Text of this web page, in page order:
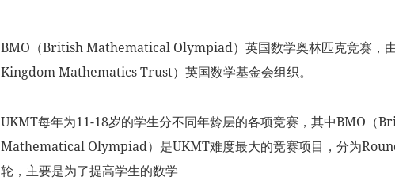
BMO（British Mathematical Olympiad）英国数学奥林匹克竞赛，
Kingdom Mathematics Trust）英国数学基金会组织。
UKMT每年为11-18岁的学生分不同年龄层的各项竞赛，其中BMO（
Mathematical Olympiad）是UKMT难度最大的竞赛项目，分为
轮，主要是为了提高学生的数学